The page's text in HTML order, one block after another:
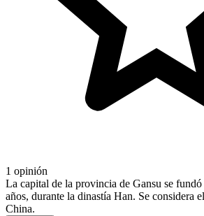
1 opinión
La capital de la provincia de Gansu se fundó
años, durante la dinastía Han. Se considera
China.